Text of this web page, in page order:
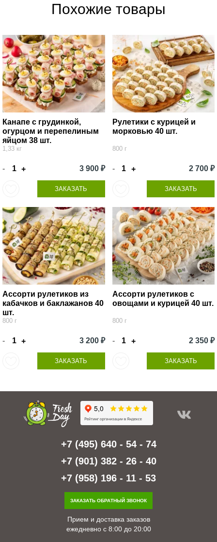
Похожие товары
Канапе с грудинкой,
огурцом и перепелиным
яйцом 38 шт.
1,33 кг
- + 3 900 ₽
ЗАКАЗАТЬ
Рулетики с курицей и
морковью 40 шт.
800 г
- + 2 700 ₽
ЗАКАЗАТЬ
Ассорти рулетиков из
кабачков и баклажанов 40
шт.
800 г
- + 3 200 ₽
ЗАКАЗАТЬ
Ассорти рулетиков с
овощами и курицей 40 шт.
800 г
- + 2 350 ₽
ЗАКАЗАТЬ
+7 (495) 640 - 54 - 74
+7 (901) 382 - 26 - 40
+7 (958) 196 - 11 - 53
ЗАКАЗАТЬ ОБРАТНЫЙ ЗВОНОК
Прием и доставка заказов
ежедневно с 8:00 до 20:00